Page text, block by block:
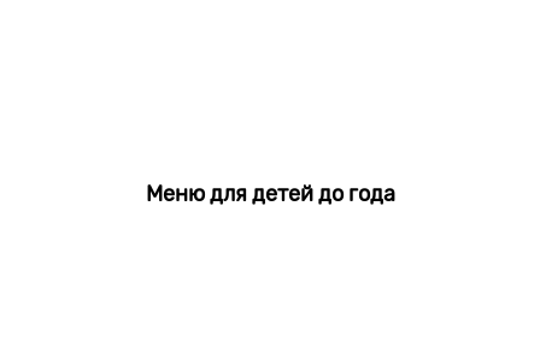
Меню для детей до года